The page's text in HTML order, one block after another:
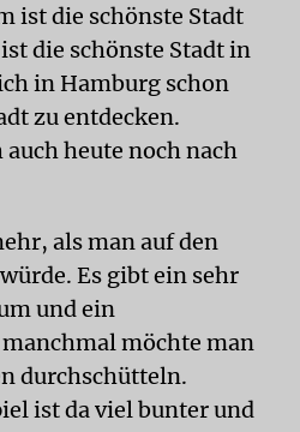
ist die schönste Stadt
die schönste Stadt in
in Hamburg schon
zu entdecken.
heute noch nach
als man auf den
Es gibt ein sehr
und ein
möchte man
durchschütteln.
ist da viel bunter und